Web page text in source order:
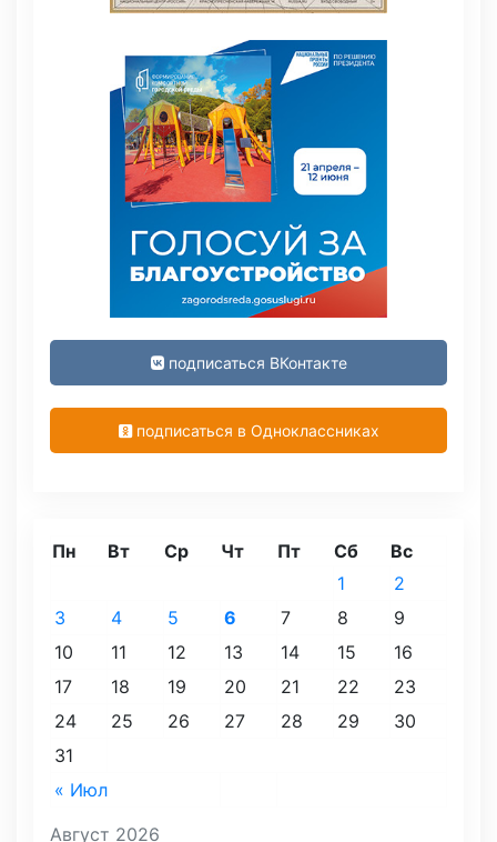
подписаться ВКонтакте
подписаться в Одноклассниках
Август 2026
Пн Вт Ср Чт Пт Сб Вс
« Июл
1
2
3
4 5 6 7 8
9
10
11 12 13 14 15
16
17
18 19 20 21 22
23
24
25 26 27 28 29
30
31